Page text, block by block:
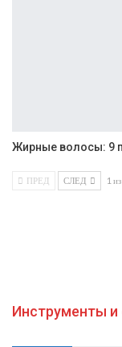
Жирные волосы: 9
ПРЕД СЛЕД 1
Инструменты и